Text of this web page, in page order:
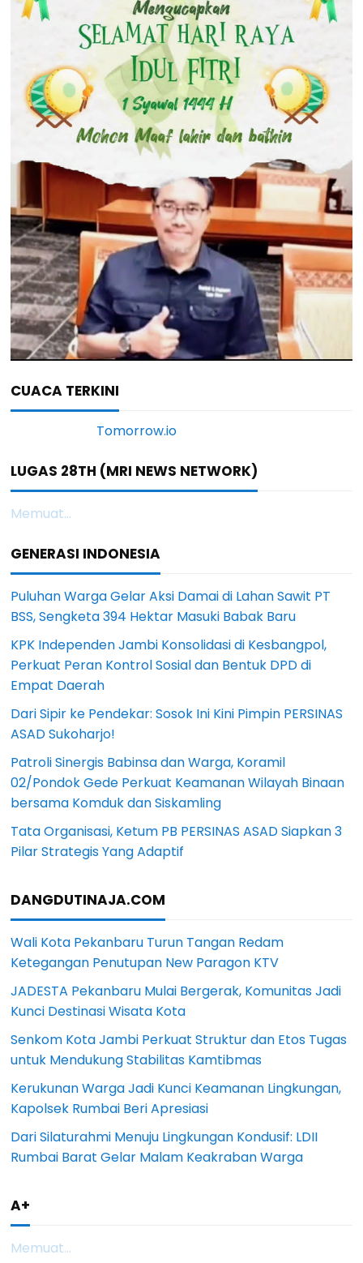
CUACA TERKINI
LUGAS 28TH (MRI NEWS NETWORK)
Memuat...
GENERASI INDONESIA
Puluhan Warga Gelar Aksi Damai di Lahan Sawit PT
BSS, Sengketa 394 Hektar Masuki Babak Baru
KPK Independen Jambi Konsolidasi di Kesbangpol,
Perkuat Peran Kontrol Sosial dan Bentuk DPD di
Empat Daerah
Dari Sipir ke Pendekar: Sosok Ini Kini Pimpin PERSINAS
ASAD Sukoharjo!
Patroli Sinergis Babinsa dan Warga, Koramil
02/Pondok Gede Perkuat Keamanan Wilayah Binaan
bersama Komduk dan Siskamling
Tata Organisasi, Ketum PB PERSINAS ASAD Siapkan 3
Pilar Strategis Yang Adaptif
DANGDUTINAJA.COM
Wali Kota Pekanbaru Turun Tangan Redam
Ketegangan Penutupan New Paragon KTV
JADESTA Pekanbaru Mulai Bergerak, Komunitas Jadi
Kunci Destinasi Wisata Kota
Senkom Kota Jambi Perkuat Struktur dan Etos Tugas
untuk Mendukung Stabilitas Kamtibmas
Kerukunan Warga Jadi Kunci Keamanan Lingkungan,
Kapolsek Rumbai Beri Apresiasi
Dari Silaturahmi Menuju Lingkungan Kondusif: LDII
Rumbai Barat Gelar Malam Keakraban Warga
A+
Memuat...